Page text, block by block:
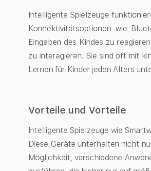
Intelligente Spielzeuge
Konnektivitätsoptionen wie
Eingaben des Kindes zu
zu interagieren. Sie sind oft mit
Lernen für Kinder jeden Alters
Vorteile und Vorteile
Intelligente Spielzeuge wie
Diese Geräte unterhalten nicht
Möglichkeit, verschiedene